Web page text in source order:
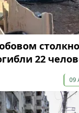
22
09